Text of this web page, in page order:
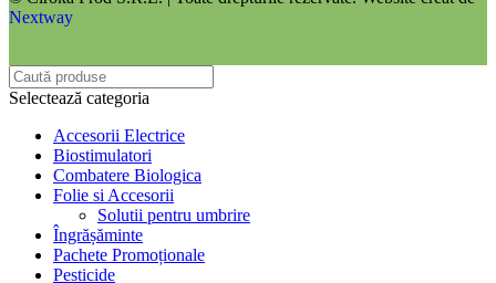
Nextway
Selectează categoria
Accesorii Electrice
Biostimulatori
Combatere Biologica
Folie si Accesorii
Solutii pentru umbrire
Îngrășăminte
Pachete Promoționale
Pesticide